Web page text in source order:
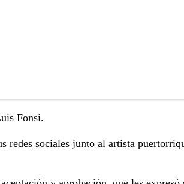
Fonsi.
redes sociales junto al artista